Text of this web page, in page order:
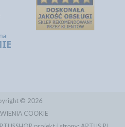
© 2026
COOKIE